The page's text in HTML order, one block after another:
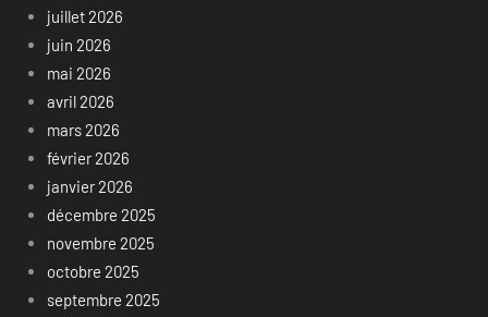
juillet 2026
juin 2026
mai 2026
avril 2026
mars 2026
février 2026
janvier 2026
décembre 2025
novembre 2025
octobre 2025
septembre 2025